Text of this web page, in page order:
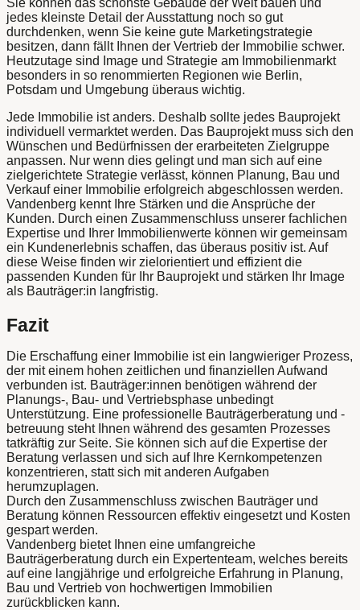
Sie können das schönste Gebäude der Welt bauen und
jedes kleinste Detail der Ausstattung noch so gut
durchdenken, wenn Sie keine gute Marketingstrategie
besitzen, dann fällt Ihnen der Vertrieb der Immobilie schwer.
Heutzutage sind Image und Strategie am Immobilienmarkt
besonders in so renommierten Regionen wie Berlin,
Potsdam und Umgebung überaus wichtig.
Jede Immobilie ist anders. Deshalb sollte jedes Bauprojekt
individuell vermarktet werden. Das Bauprojekt muss sich den
Wünschen und Bedürfnissen der erarbeiteten Zielgruppe
anpassen. Nur wenn dies gelingt und man sich auf eine
zielgerichtete Strategie verlässt, können Planung, Bau und
Verkauf einer Immobilie erfolgreich abgeschlossen werden.
Vandenberg kennt Ihre Stärken und die Ansprüche der
Kunden. Durch einen Zusammenschluss unserer fachlichen
Expertise und Ihrer Immobilienwerte können wir gemeinsam
ein Kundenerlebnis schaffen, das überaus positiv ist. Auf
diese Weise finden wir zielorientiert und effizient die
passenden Kunden für Ihr Bauprojekt und stärken Ihr Image
als Bauträger:in langfristig.
Fazit
Die Erschaffung einer Immobilie ist ein langwieriger Prozess,
der mit einem hohen zeitlichen und finanziellen Aufwand
verbunden ist. Bauträger:innen benötigen während der
Planungs-, Bau- und Vertriebsphase unbedingt
Unterstützung. Eine professionelle Bauträgerberatung und -
betreuung steht Ihnen während des gesamten Prozesses
tatkräftig zur Seite. Sie können sich auf die Expertise der
Beratung verlassen und sich auf Ihre Kernkompetenzen
konzentrieren, statt sich mit anderen Aufgaben
herumzuplagen.
Durch den Zusammenschluss zwischen Bauträger und
Beratung können Ressourcen effektiv eingesetzt und Kosten
gespart werden.
Vandenberg bietet Ihnen eine umfangreiche
Bauträgerberatung durch ein Expertenteam, welches bereits
auf eine langjährige und erfolgreiche Erfahrung in Planung,
Bau und Vertrieb von hochwertigen Immobilien
zurückblicken kann.